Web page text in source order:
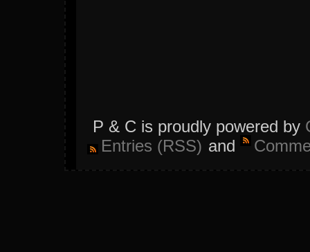
P & C is proudly powered by
Entries (RSS) and